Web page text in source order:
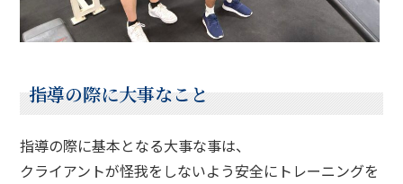
指導の際に大事なこと
指導の際に基本となる大事な事は、
クライアントが怪我をしないよう安全にトレーニングを